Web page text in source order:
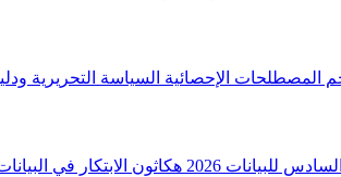
المصطلحات الإحصائية السياسة التحريرية
للبيانات 2026 هكاثون الابتكار في